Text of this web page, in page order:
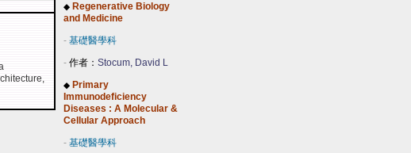
◆ Regenerative Biology
and Medicine
- 基礎醫學科
- 作者： Stocum, David L
◆ Primary
Immunodeficiency
Diseases : A Molecular &
Cellular Approach
- 基礎醫學科